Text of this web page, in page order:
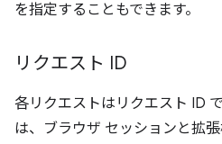
を指定することもできます。
リクエスト ID
各リクエストはリクエスト ID
は、ブラウザ セッションと拡